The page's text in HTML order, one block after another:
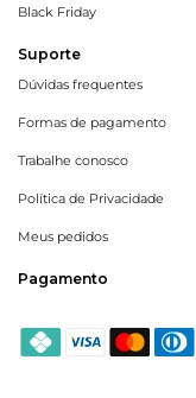
Black Friday
Suporte
Dúvidas frequentes
Formas de pagamento
Trabalhe conosco
Política de Privacidade
Meus pedidos
Pagamento